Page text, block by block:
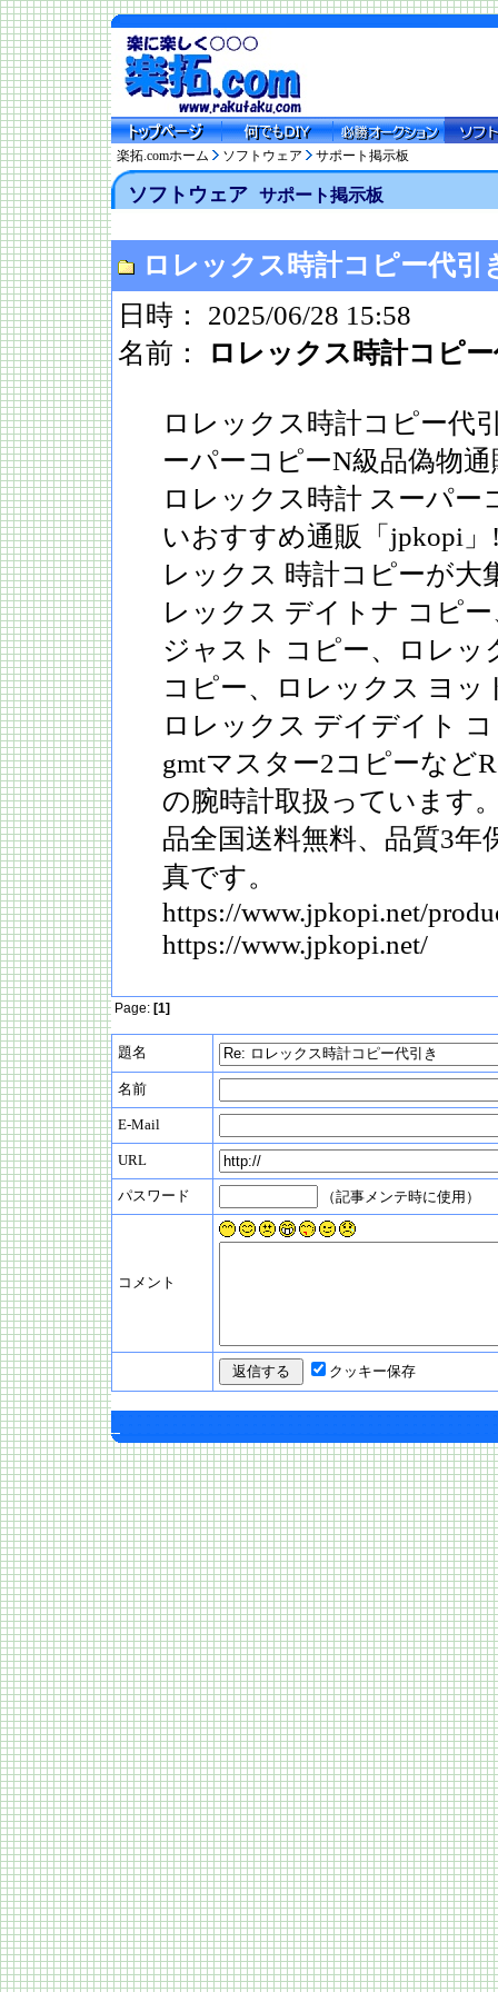
楽拓.comホーム ソフトウェア サポート掲示板
ソフトウェア サポート掲示板
ロレックス時計コピー代引
日時： 2025/06/28 15:58
名前：
ロレックス時計コピ
ロレックス時計コピー代
ーパーコピーN級品偽物
ロレックス時計 スーパー
いおすすめ通販「jpkopi
レックス 時計コピーが大
レックス デイトナ コピ
ジャスト コピー、ロレッ
コピー、ロレックス ヨッ
ロレックス デイデイト
gmtマスター2コピーなど
の腕時計取扱っています
品全国送料無料、品質3年
真です。
https://www.jpkopi.net/
https://www.jpkopi.net/
Page: [1]
題名
名前
E-Mail
URL
パスワード （記事メンテ時に使用）
コメント
クッキー保存